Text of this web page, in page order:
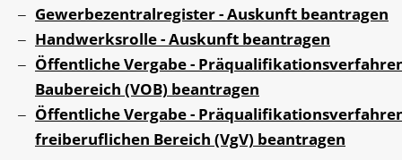
Gewerbezentralregister - Auskunft beantragen
Handwerksrolle - Auskunft beantragen
Öffentliche Vergabe -
Baubereich (VOB) beantragen
Öffentliche Vergabe -
freiberuflichen Bereich (VgV) beantragen